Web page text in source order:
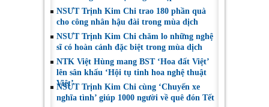
NSƯT Trịnh Kim Chi trao 180 phần quà
cho công nhân hậu đài trong mùa dịch
NSƯT Trịnh Kim Chi chăm lo những nghệ
sĩ có hoàn cảnh đặc biệt trong mùa dịch
NTK Việt Hùng mang BST ‘Hoa đất Việt’
lên sân khấu ‘Hội tụ tinh hoa nghệ thuật
Việt’
NSƯT Trịnh Kim Chi cùng ‘Chuyến xe
nghĩa tình’ giúp 1000 người về quê đón Tết